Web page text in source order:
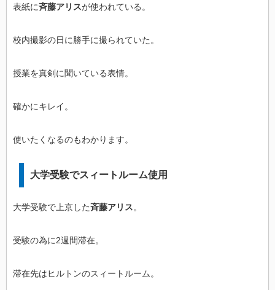
表紙に斉藤アリスが使われている。
校内撮影の日に勝手に撮られていた。
授業を真剣に聞いている表情。
確かにキレイ。
使いたくなるのもわかります。
大学受験でスィートルーム使用
大学受験で上京した斉藤アリス。
受験の為に2週間滞在。
滞在先はヒルトンのスィートルーム。